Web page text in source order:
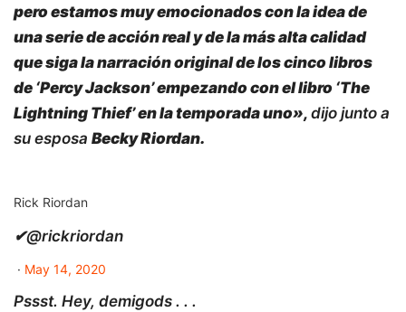
pero estamos muy emocionados con la idea de
una serie de acción real y de la más alta calidad
que siga la narración original de los cinco libros
de ‘Percy Jackson’ empezando con el libro ‘The
Lightning Thief’ en la temporada uno», dijo junto a
su esposa Becky Riordan.
Rick Riordan
✔@rickriordan
· May 14, 2020
Pssst. Hey, demigods . . .